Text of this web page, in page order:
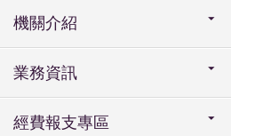
機關介紹
業務資訊
經費報支專區